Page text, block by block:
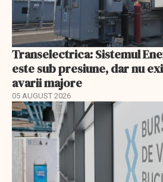
Transelectrica: Sistemul
este sub presiune, dar nu
avarii majore
05 AUGUST 2026